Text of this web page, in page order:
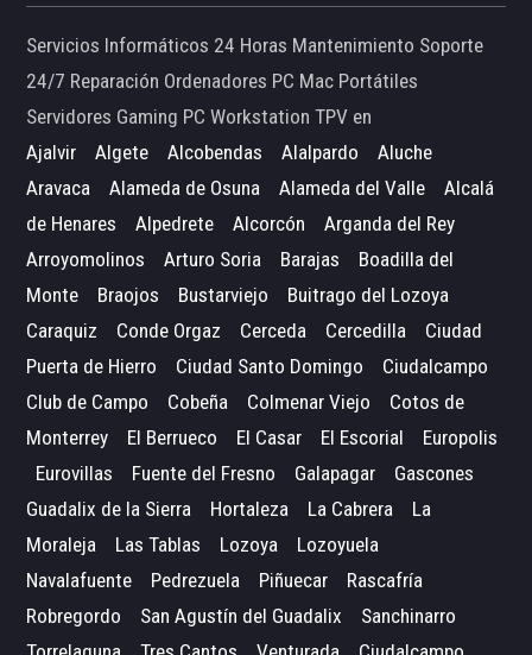
Servicios Informáticos 24 Horas Mantenimiento Soporte
24/7 Reparación Ordenadores PC Mac Portátiles
Servidores Gaming PC Workstation TPV en
Ajalvir
Algete Alcobendas Alalpardo
Aluche
Aravaca
Alameda de Osuna Alameda del Valle
Alcalá
de Henares
Alpedrete Alcorcón
Arganda del Rey
Arroyomolinos
Arturo Soria Barajas
Boadilla del
Monte
Braojos Bustarviejo
Buitrago del Lozoya
Caraquiz
Conde Orgaz Cerceda Cercedilla
Ciudad
Puerta de Hierro
Ciudad Santo Domingo
Ciudalcampo
Club de Campo
Cobeña Colmenar Viejo
Cotos de
Monterrey
El Berrueco El Casar El Escorial
Europolis
Eurovillas
Fuente del Fresno Galapagar
Gascones
Guadalix de la Sierra
Hortaleza La Cabrera
La
Moraleja
Las Tablas Lozoya
Lozoyuela
Navalafuente
Pedrezuela Piñuecar
Rascafría
Robregordo
San Agustín del Guadalix
Sanchinarro